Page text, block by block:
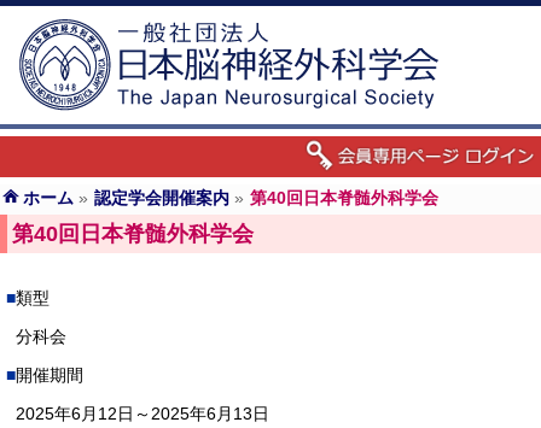
ホーム » 認定学会開催案内 » 第40回日本脊髄外科学会
第40回日本脊髄外科学会
類型
分科会
開催期間
2025年6月12日～2025年6月13日